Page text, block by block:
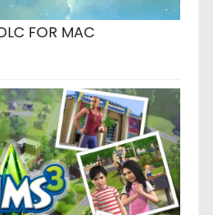
FOR MAC